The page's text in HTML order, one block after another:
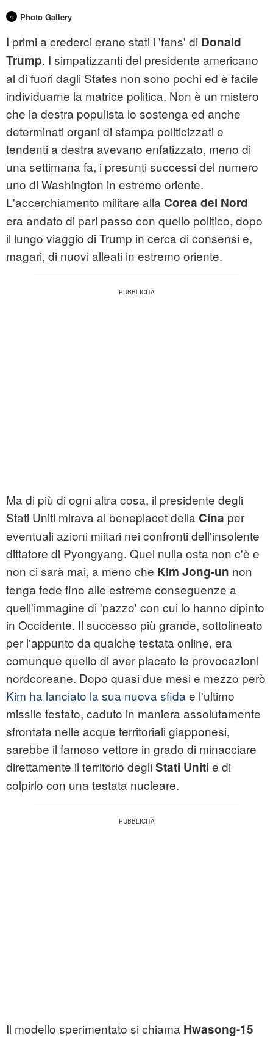
4 Photo Gallery
I primi a crederci erano stati i 'fans' di Donald
Trump. I simpatizzanti del presidente americano
al di fuori dagli States non sono pochi ed è facile
individuarne la matrice politica. Non è un mistero
che la destra populista lo sostenga ed anche
determinati organi di stampa politicizzati e
tendenti a destra avevano enfatizzato, meno di
una settimana fa, i presunti successi del numero
uno di Washington in estremo oriente.
L'accerchiamento militare alla Corea del Nord
era andato di pari passo con quello politico, dopo
il lungo viaggio di Trump in cerca di consensi e,
magari, di nuovi alleati in estremo oriente.
Ma di più di ogni altra cosa, il presidente degli
Stati Uniti mirava al beneplacet della Cina per
eventuali azioni miitari nei confronti dell'insolente
dittatore di Pyongyang. Quel nulla osta non c'è e
non ci sarà mai, a meno che Kim Jong-un non
tenga fede fino alle estreme conseguenze a
quell'immagine di 'pazzo' con cui lo hanno dipinto
in Occidente. Il successo più grande, sottolineato
per l'appunto da qualche testata online, era
comunque quello di aver placato le provocazioni
nordcoreane. Dopo quasi due mesi e mezzo però
Kim ha lanciato la sua nuova sfida e l'ultimo
missile testato, caduto in maniera assolutamente
sfrontata nelle acque territoriali giapponesi,
sarebbe il famoso vettore in grado di minacciare
direttamente il territorio degli Stati Uniti e di
colpirlo con una testata nucleare.
Il modello sperimentato si chiama Hwasong-15